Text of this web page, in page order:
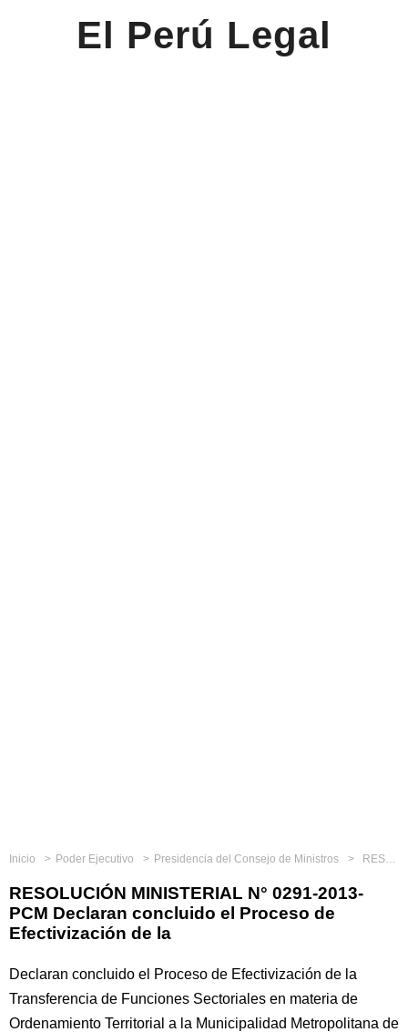
El Perú Legal
Inicio Poder Ejecutivo Presidencia del Consejo de Ministros RESOLUCIÓN MINISTERIAL N° 0291-2013-PCM Declaran concluido el Proceso de Efectivización de la
RESOLUCIÓN MINISTERIAL N° 0291-2013-
PCM Declaran concluido el Proceso de
Efectivización de la
Declaran concluido el Proceso de Efectivización de la
Transferencia de Funciones Sectoriales en materia de
Ordenamiento Territorial a la Municipalidad Metropolitana de